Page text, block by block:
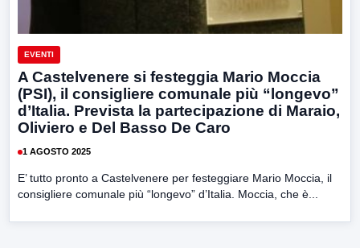
EVENTI
A Castelvenere si festeggia Mario Moccia
(PSI), il consigliere comunale più “longevo”
d’Italia. Prevista la partecipazione di Maraio,
Oliviero e Del Basso De Caro
1 AGOSTO 2025
E’ tutto pronto a Castelvenere per festeggiare Mario Moccia, il
consigliere comunale più “longevo” d’Italia. Moccia, che è...